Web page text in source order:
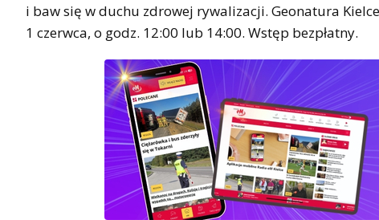
i baw się w duchu zdrowej rywalizacji. Geonatura
1 czerwca, o godz. 12:00 lub 14:00. Wstęp bezpłatny.